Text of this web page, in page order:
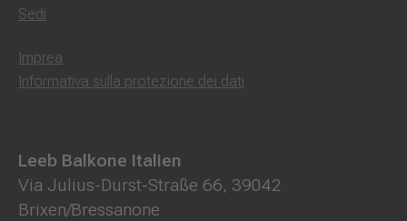
Sedi
Imprea
Informativa sulla protezione dei dati
Leeb Balkone Italien
Via Julius-Durst-Straße 66, 39042
Brixen/Bressanone